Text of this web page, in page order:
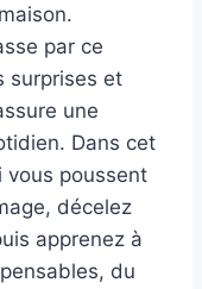
par ce
surprises et
une
Dans cet
vous poussent
décelez
apprenez à
du